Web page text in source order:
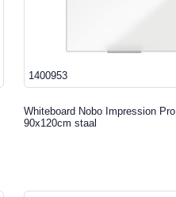
1400953
Whiteboard Nobo Impression Pro
90x120cm staal